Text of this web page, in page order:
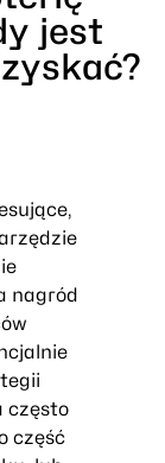
jest
nagród
często
część